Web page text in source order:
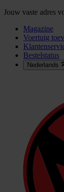
Jouw vaste adres
Magazine
Voertuig
Bestelstatus
Nederlands